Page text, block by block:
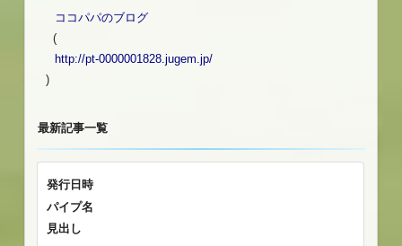
ココパパのブログ
(
http://pt-0000001828.jugem.jp/
)
最新記事一覧
発行日時
パイプ名
見出し